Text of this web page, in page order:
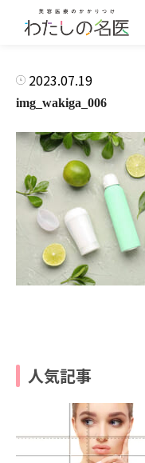
2023.07.19
img_wakiga_006
人気記事